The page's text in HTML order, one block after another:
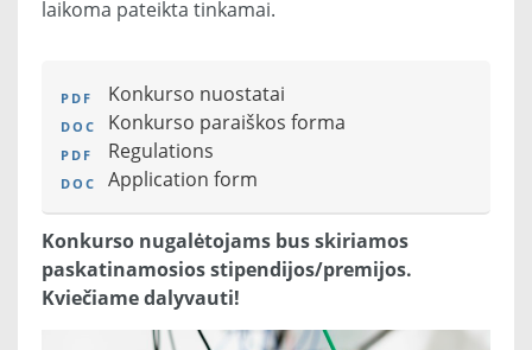
laikoma pateikta tinkamai.
Konkurso nuostatai
Konkurso paraiškos forma
Regulations
Application form
Konkurso nugalėtojams bus skiriamos
paskatinamosios stipendijos/premijos.
Kviečiame dalyvauti!